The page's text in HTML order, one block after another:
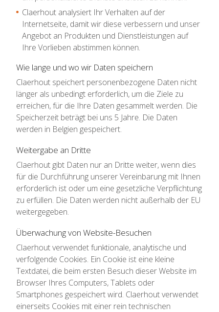
Claerhout analysiert Ihr Verhalten auf der
Internetseite, damit wir diese verbessern und unser
Angebot an Produkten und Dienstleistungen auf
Ihre Vorlieben abstimmen können.
Wie lange und wo wir Daten speichern
Claerhout speichert personenbezogene Daten nicht
länger als unbedingt erforderlich, um die Ziele zu
erreichen, für die Ihre Daten gesammelt werden. Die
Speicherzeit beträgt bei uns 5 Jahre. Die Daten
werden in Belgien gespeichert.
Weitergabe an Dritte
Claerhout gibt Daten nur an Dritte weiter, wenn dies
für die Durchführung unserer Vereinbarung mit Ihnen
erforderlich ist oder um eine gesetzliche Verpflichtung
zu erfüllen. Die Daten werden nicht außerhalb der EU
weitergegeben.
Überwachung von Website-Besuchen
Claerhout verwendet funktionale, analytische und
verfolgende Cookies. Ein Cookie ist eine kleine
Textdatei, die beim ersten Besuch dieser Website im
Browser Ihres Computers, Tablets oder
Smartphones gespeichert wird. Claerhout verwendet
einerseits Cookies mit einer rein technischen